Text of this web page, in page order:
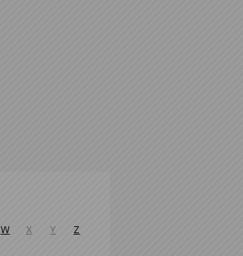
W X Y Z